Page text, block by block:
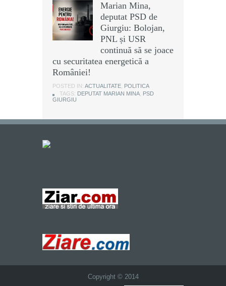
Marian Mina,
deputat PSD de
Giurgiu: Bolojan,
PNL și USR
continuă să se joace
cu securitatea energetică a
României!
POSTED IN: ACTUALITATE POLITICA
TAGS: DEPUTAT MARIAN MINA PSD
GIURGIU
Copyright © 2014